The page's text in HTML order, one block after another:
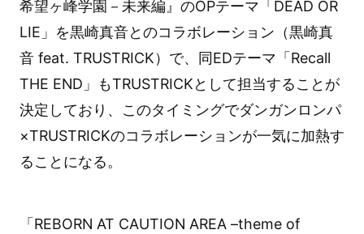
希望ヶ峰学園－未来編』のOPテーマ「DEAD OR
LIE」を黒崎真音とのコラボレーション（黒崎真
音 feat. TRUSTRICK）で、同EDテーマ「Recall
THE END」もTRUSTRICKとして担当することが
決定しており、このタイミングでダンガンロンパ
×TRUSTRICKのコラボレーションが一気に加熱す
ることになる。
「REBORN AT CAUTION AREA –theme of